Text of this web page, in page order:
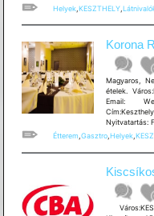
Helyek, KESZTHELY,
Korona
Magyaros,
ételek.
Email:
Nyitvatartás:
Étterem Gasztro, Helyek,